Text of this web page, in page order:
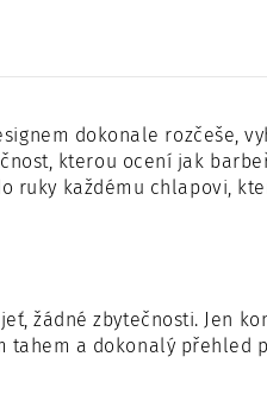
dokonale rozčeše,
kterou ocení jak
ruky každému chlapovi,
žádné zbytečnosti. Jen
tahem a dokonalý přehled